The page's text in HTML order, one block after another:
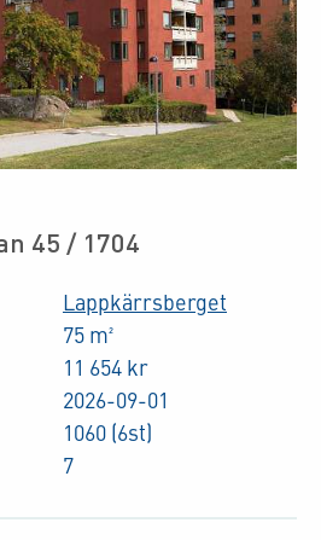
45 / 1704
Lappkärrsberget
75 m²
11 654 kr
2026-09-01
1060 (6st)
7